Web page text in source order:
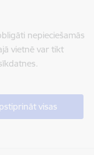
nepieciešamās
vietnē var tikt
visas